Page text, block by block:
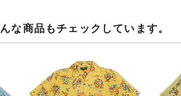
な商品もチェックしています。